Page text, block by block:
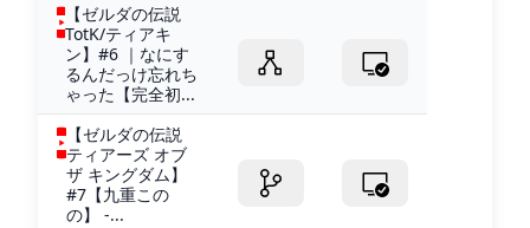
【ゼルダの伝説
TotK/ティアキ
ン】#6 ｜なにす
るんだっけ忘れち
ゃった【完全初...
【ゼルダの伝説
ティアーズ オブ
ザ キングダム】
#7【九重この
の】 -...